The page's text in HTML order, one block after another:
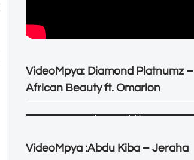
VideoMpya: Diamond Platnumz –
African Beauty ft. Omarion
VideoMpya :Abdu Kiba – Jeraha